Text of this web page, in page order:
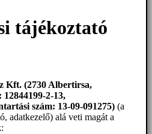
tájékoztató
Kft. (2730 Albertirsa,
2-13,
szám: 13-09-091275) (a
adatkezelő) alá veti magát a